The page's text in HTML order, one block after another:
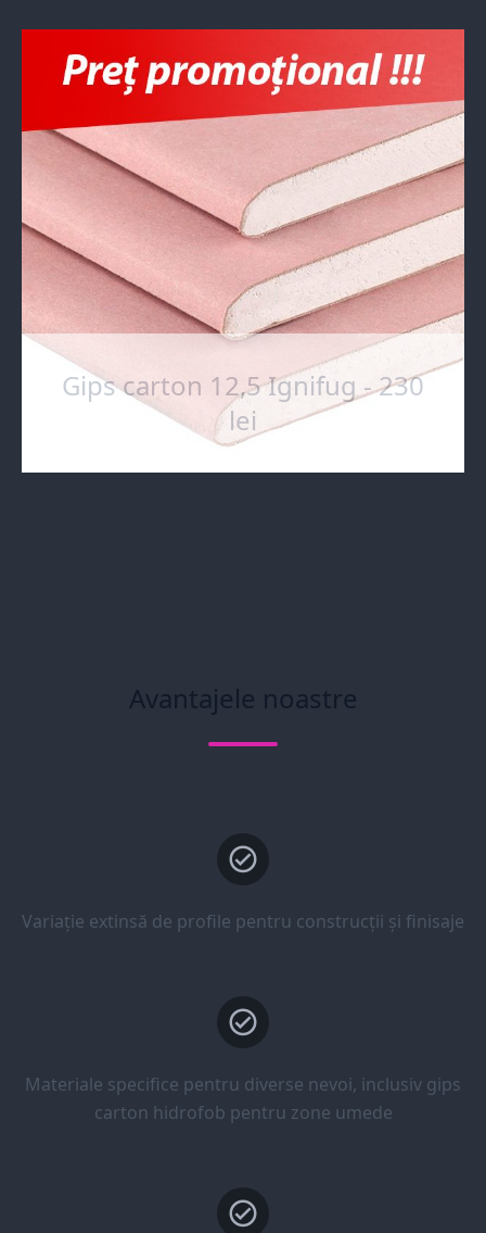
Gips carton 12,5 Ignifug - 230
lei
Avantajele noastre
Variație extinsă de profile pentru construcții și finisaje
Materiale specifice pentru diverse nevoi, inclusiv gips
carton hidrofob pentru zone umede